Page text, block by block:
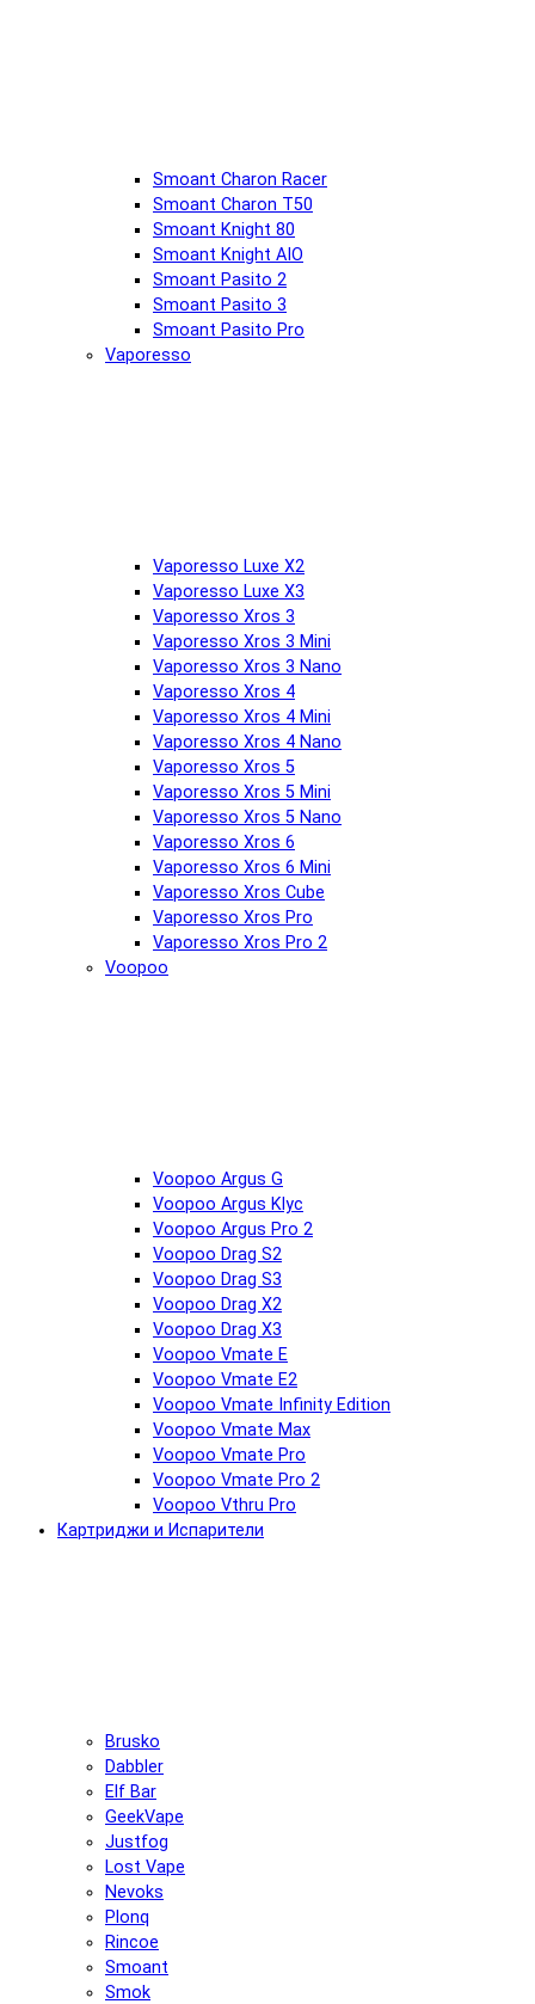
Smoant Charon Racer
Smoant Charon T50
Smoant Knight 80
Smoant Knight AIO
Smoant Pasito 2
Smoant Pasito 3
Smoant Pasito Pro
Vaporesso
Vaporesso Luxe X2
Vaporesso Luxe X3
Vaporesso Xros 3
Vaporesso Xros 3 Mini
Vaporesso Xros 3 Nano
Vaporesso Xros 4
Vaporesso Xros 4 Mini
Vaporesso Xros 4 Nano
Vaporesso Xros 5
Vaporesso Xros 5 Mini
Vaporesso Xros 5 Nano
Vaporesso Xros 6
Vaporesso Xros 6 Mini
Vaporesso Xros Cube
Vaporesso Xros Pro
Vaporesso Xros Pro 2
Voopoo
Voopoo Argus G
Voopoo Argus Klyc
Voopoo Argus Pro 2
Voopoo Drag S2
Voopoo Drag S3
Voopoo Drag X2
Voopoo Drag X3
Voopoo Vmate E
Voopoo Vmate E2
Voopoo Vmate Infinity Edition
Voopoo Vmate Max
Voopoo Vmate Pro
Voopoo Vmate Pro 2
Voopoo Vthru Pro
Картриджи и Испарители
Brusko
Dabbler
Elf Bar
GeekVape
Justfog
Lost Vape
Nevoks
Plonq
Rincoe
Smoant
Smok